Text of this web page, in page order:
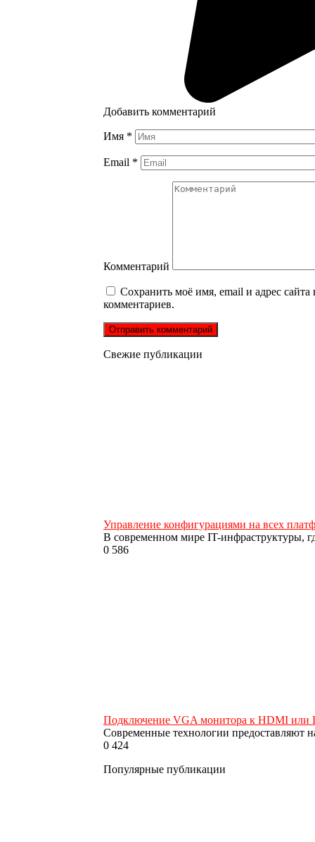
Добавить комментарий
Имя *
Email *
Комментарий
Сохранить моё имя, email и адрес
комментариев.
Свежие публикации
Управление конфигурациями на всех
В современном мире IT-инфраструктуры,
0 586
Подключение VGA монитора к HDMI или
Современные технологии предоставляют
0 424
Популярные публикации